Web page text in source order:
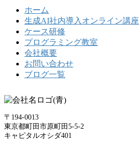
ホーム
生成AI社内導入オンライン講座
ケース研修
プログラミング教室
会社概要
お問い合わせ
ブログ一覧
〒194-0013
東京都町田市原町田5-5-2
キャピタルオシダ401